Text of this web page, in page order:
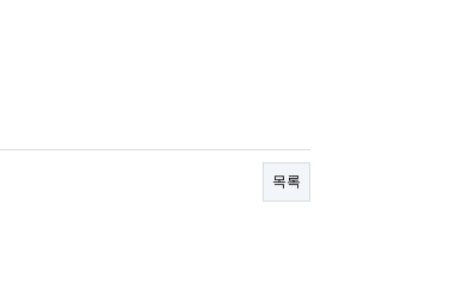
목록